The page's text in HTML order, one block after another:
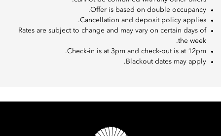
Offer is based on double occupancy.
Cancellation and deposit policy applies.
Rates are subject to change and may vary on certain days of
the week.
Check-in is at 3pm and check-out is at 12pm.
Blackout dates may apply.